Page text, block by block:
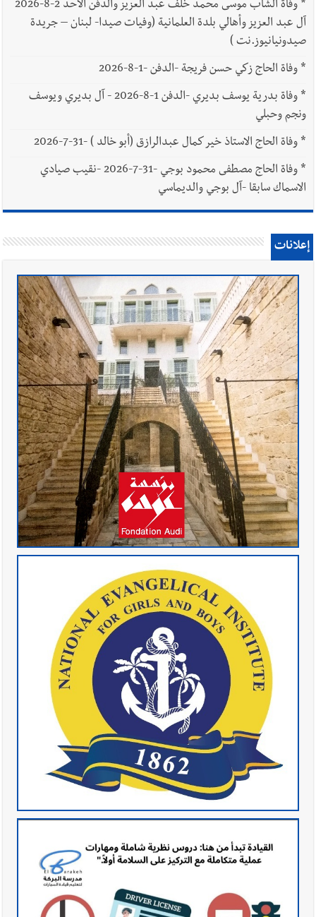
*
وفاة الشاب موسى محمد خلف عبد العزيز والدفن الأحد 2-8-2026
آل عبد العزيز وأهالي بلدة العلمانية (وفيات صيدا- لبنان – جريدة
صيدونيانيوز.نت )
*وفاة الحاج زكي حسن فريجة -الدفن -1-8-2026
*
وفاة بدرية يوسف بديري -الدفن 1-8-2026 - آل بديري ويوسف
ونجم وحبلي
*وفاة الحاج الاستاذ خير كمال عبدالرازق (أبو خالد ) -31-7-2026
*
وفاة الحاج مصطفى محمود بوجي -31-7-2026 -نقيب صيادي
الاسماك سابقا -آل بوجي والديماسي
إعلانات